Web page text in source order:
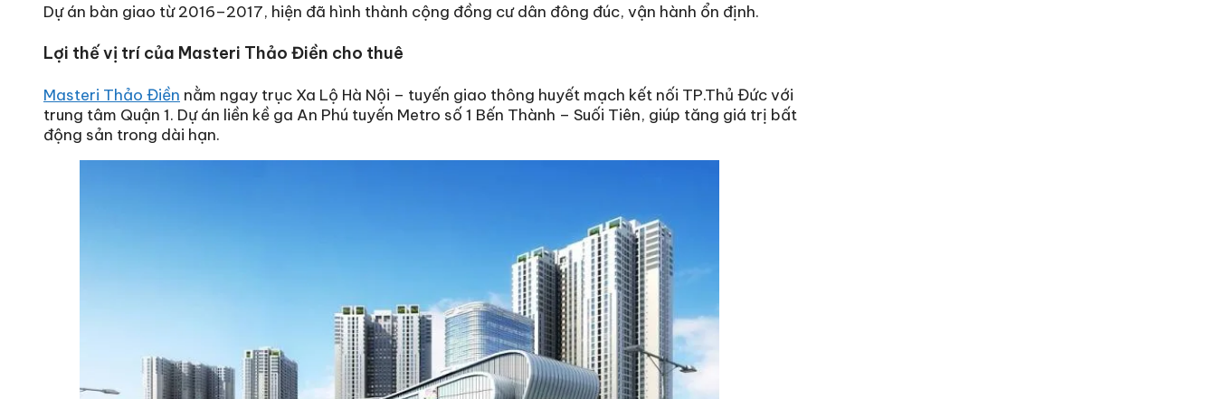
Dự án bàn giao từ 2016–2017, hiện đã hình thành cộng đồng cư dân đông đúc, vận hành ổn định.
Lợi thế vị trí của Masteri Thảo Điền cho thuê
Masteri Thảo Điền nằm ngay trục Xa Lộ Hà Nội – tuyến giao thông huyết mạch kết nối TP.Thủ Đức với
trung tâm Quận 1. Dự án liền kề ga An Phú tuyến Metro số 1 Bến Thành – Suối Tiên, giúp tăng giá trị bất
động sản trong dài hạn.